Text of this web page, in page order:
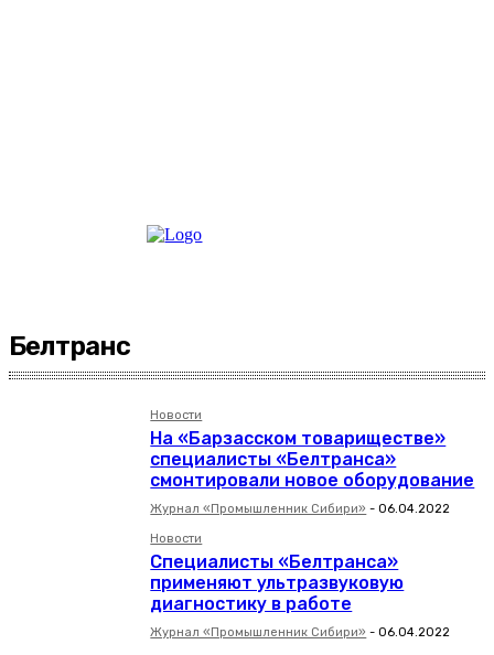
Белтранс
Новости
На «Барзасском товариществе»
специалисты «Белтранса»
смонтировали новое оборудование
Журнал «Промышленник Сибири» - 06.04.2022
Новости
Специалисты «Белтранса»
применяют ультразвуковую
диагностику в работе
Журнал «Промышленник Сибири» - 06.04.2022